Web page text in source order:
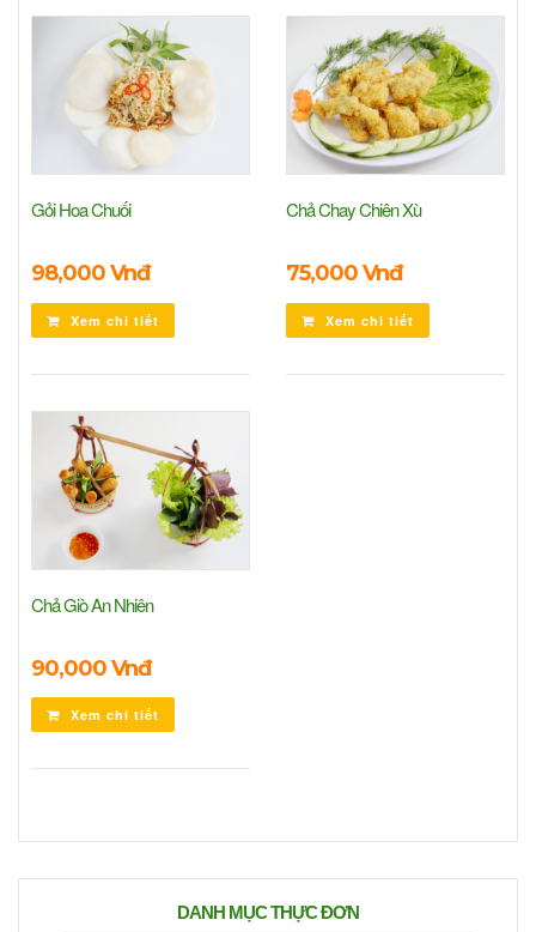
Gỏi Hoa Chuối
98,000 Vnđ
Xem chi tiết
Chả Chay Chiên Xù
75,000 Vnđ
Xem chi tiết
Chả Giò An Nhiên
90,000 Vnđ
Xem chi tiết
DANH MỤC THỰC ĐƠN